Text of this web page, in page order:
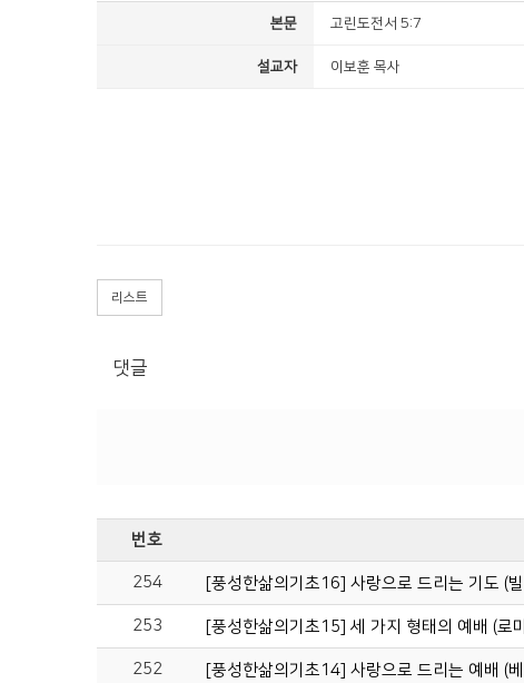
본문 고린도전서 5:7
설교자 이보훈 목사
리스트
댓글
번호
254 [풍성한삶의기초16] 사랑으로 드리는 기도 (
253 [풍성한삶의기초15] 세 가지 형태의 예배 (로
252 [풍성한삶의기초14] 사랑으로 드리는 예배 (